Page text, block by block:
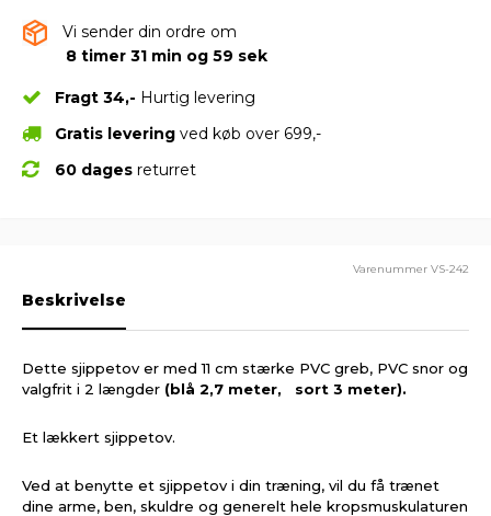
Vi sender din ordre om
8 timer 31 min og 59 sek
Fragt 34,- Hurtig levering
Gratis levering ved køb over 699,-
60 dages returret
Varenummer VS-242
Beskrivelse
Dette sjippetov er med 11 cm stærke PVC greb, PVC snor og
valgfrit i 2 længder (blå 2,7 meter, sort 3 meter).
Et lækkert sjippetov.
Ved at benytte et sjippetov i din træning, vil du få trænet
dine arme, ben, skuldre og generelt hele kropsmuskulaturen